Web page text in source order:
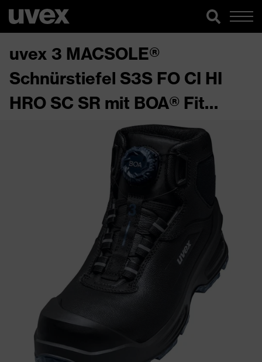
uvex 3 MACSOLE®
Schnürstiefel S3S FO CI HI
HRO SC SR mit BOA® Fit